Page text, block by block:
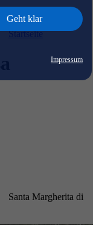
Geht klar
Impressum
Startseite
Santa Margherita di